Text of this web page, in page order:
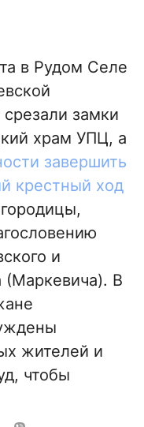
в Рудом Селе
замки
храм УПЦ, а
завершить
крестный ход
и
(Маркевича). В
жителей и
чтобы